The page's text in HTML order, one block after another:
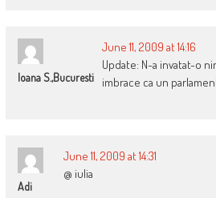
Ioana S.,Bucuresti
June 11, 2009 at 14:16
Update: N-a invatat-o
imbrace ca un
Adi
June 11, 2009 at 14:31
@ iulia